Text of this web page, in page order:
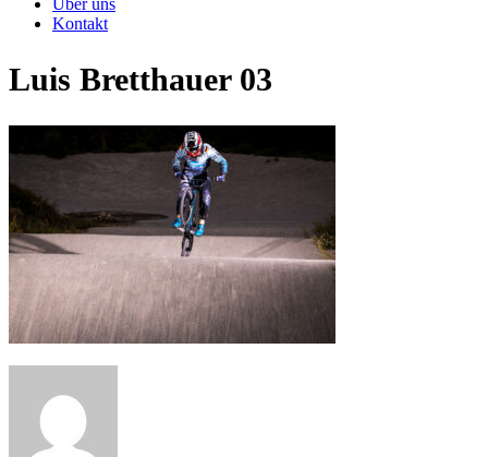
Über uns
Kontakt
Luis Bretthauer 03